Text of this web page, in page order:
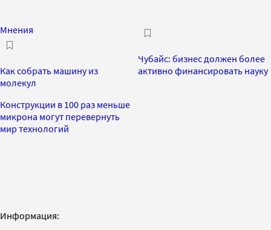
Мнения
Как собрать машину из
молекул
Конструкции в 100 раз меньше
микрона могут перевернуть
мир технологий
Чубайс: бизнес должен более
активно финансировать науку
Информация: